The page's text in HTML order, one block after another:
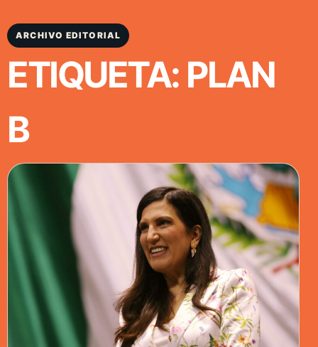
ARCHIVO EDITORIAL
ETIQUETA: PLAN
B